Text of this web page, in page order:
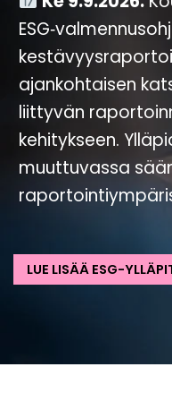
ajankohtaisen
liittyvän
kehitykseen.
muuttuvassa
LUE LISÄÄ ESG-